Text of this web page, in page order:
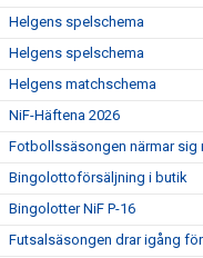
Helgens spelschema
Helgens spelschema
Helgens matchschema
NiF-Häftena 2026
Fotbollssäsongen närmar sig
Bingolottoförsäljning i butik
Bingolotter NiF P-16
Futsalsäsongen drar igång för